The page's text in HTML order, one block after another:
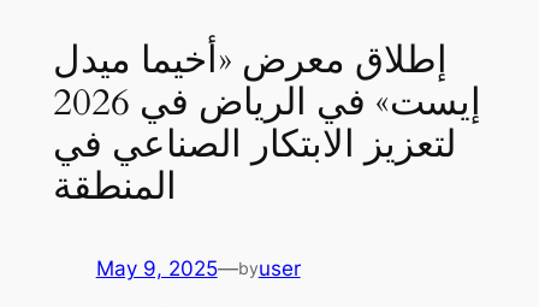
إطلاق معرض «أخيما ميدل
إيست» في الرياض في 2026
لتعزيز الابتكار الصناعي في
المنطقة
May 9, 2025—byuser